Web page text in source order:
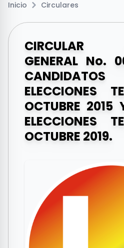
Inicio Circulares
CIRCULAR
GENERAL No.
ELECCIONES
OCTUBRE 2015
ELECCIONES
OCTUBRE 2019.